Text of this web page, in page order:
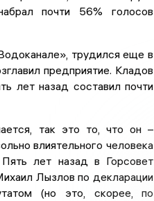
почти 56% голосов
трудился еще в
предприятие. Кладов
лет назад составил почти
так это то, что он –
влиятельного человека
лет назад в Горсовет
Лызлов по декларации
(но это, скорее, по